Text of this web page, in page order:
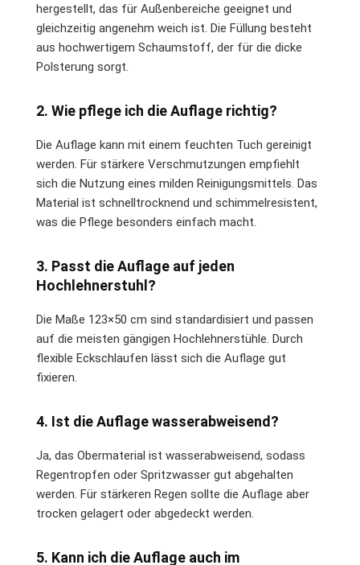
hergestellt, das für Außenbereiche geeignet und
gleichzeitig angenehm weich ist. Die Füllung besteht
aus hochwertigem Schaumstoff, der für die dicke
Polsterung sorgt.
2. Wie pflege ich die Auflage richtig?
Die Auflage kann mit einem feuchten Tuch gereinigt
werden. Für stärkere Verschmutzungen empfiehlt
sich die Nutzung eines milden Reinigungsmittels. Das
Material ist schnelltrocknend und schimmelresistent,
was die Pflege besonders einfach macht.
3. Passt die Auflage auf jeden
Hochlehnerstuhl?
Die Maße 123×50 cm sind standardisiert und passen
auf die meisten gängigen Hochlehnerstühle. Durch
flexible Eckschlaufen lässt sich die Auflage gut
fixieren.
4. Ist die Auflage wasserabweisend?
Ja, das Obermaterial ist wasserabweisend, sodass
Regentropfen oder Spritzwasser gut abgehalten
werden. Für stärkeren Regen sollte die Auflage aber
trocken gelagert oder abgedeckt werden.
5. Kann ich die Auflage auch im